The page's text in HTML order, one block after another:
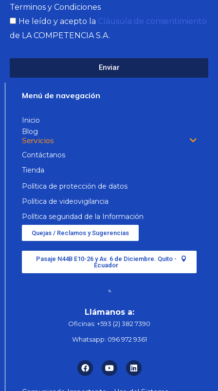
Terminos y Condiciones
He leído y acepto la Cláusula de consentimiento
de LA COMPETENCIA S.A.
Enviar
Menú de navegación
Inicio
Blog
Servicios
Contáctanos
Tienda
Política de protección de datos
Política de videovigilancia
Política seguridad de la Información
Quejas / Reclamos y Sugerencias
Pasaje N44B E10-26 y Av. 6 de Diciembre. Quito -
Ecuador
Llámanos a:
Oficinas: +593 (2) 382 7390
Whatsapp: 096 972 9361